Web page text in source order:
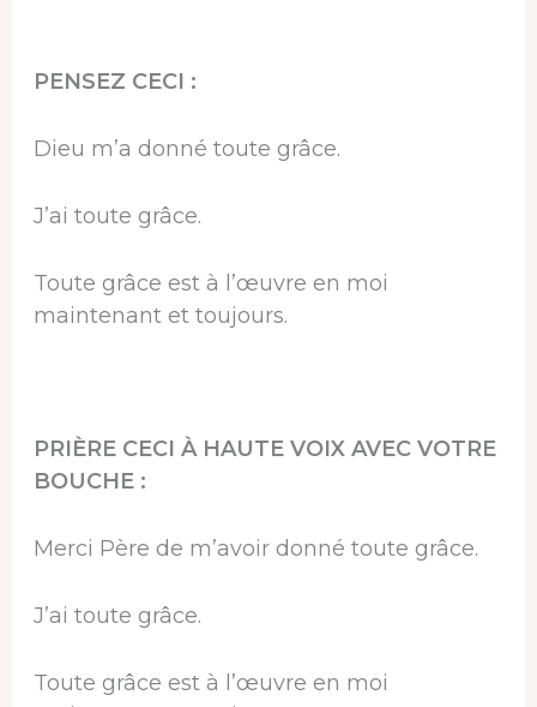
PENSEZ CECI :
Dieu m’a donné toute grâce.
J’ai toute grâce.
Toute grâce est à l’œuvre en moi
maintenant et toujours.
PRIÈRE CECI À HAUTE VOIX AVEC VOTRE
BOUCHE :
Merci Père de m’avoir donné toute grâce.
J’ai toute grâce.
Toute grâce est à l’œuvre en moi